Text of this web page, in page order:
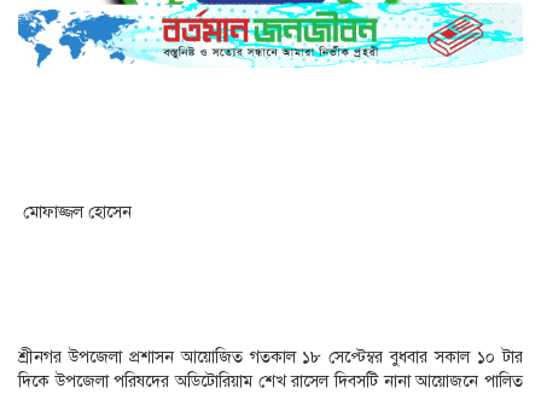
মোফাজ্জল হোসেন
শ্রীনগর উপজেলা প্রশাসন আয়োজিত গতকাল ১৮ সেপ্টেম্বর বুধবার সকাল ১০ টার
দিকে উপজেলা পরিষদের অডিটোরিয়াম শেখ রাসেল দিবসটি নানা আয়োজনে পালিত